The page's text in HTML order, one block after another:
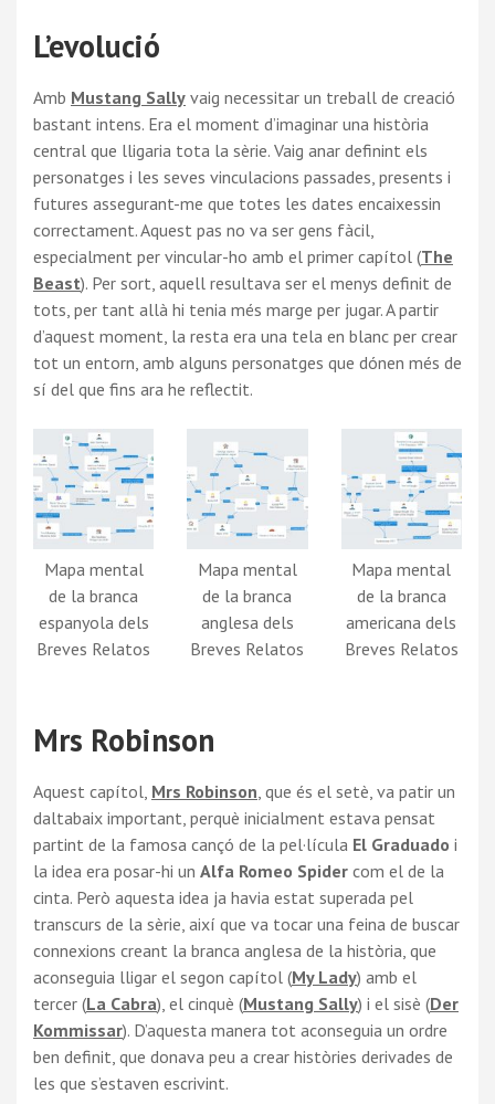
L’evolució
Amb Mustang Sally vaig necessitar un treball de creació
bastant intens. Era el moment d’imaginar una història
central que lligaria tota la sèrie. Vaig anar definint els
personatges i les seves vinculacions passades, presents i
futures assegurant-me que totes les dates encaixessin
correctament. Aquest pas no va ser gens fàcil,
especialment per vincular-ho amb el primer capítol (The
Beast). Per sort, aquell resultava ser el menys definit de
tots, per tant allà hi tenia més marge per jugar. A partir
d’aquest moment, la resta era una tela en blanc per crear
tot un entorn, amb alguns personatges que dónen més de
sí del que fins ara he reflectit.
Mapa mental
de la branca
espanyola dels
Breves Relatos
Mapa mental
de la branca
anglesa dels
Breves Relatos
Mapa mental
de la branca
americana dels
Breves Relatos
Mrs Robinson
Aquest capítol, Mrs Robinson , que és el setè, va patir un
daltabaix important, perquè inicialment estava pensat
partint de la famosa cançó de la pel·lícula El Graduado i
la idea era posar-hi un Alfa Romeo Spider com el de la
cinta. Però aquesta idea ja havia estat superada pel
transcurs de la sèrie, així que va tocar una feina de buscar
connexions creant la branca anglesa de la història, que
aconseguia lligar el segon capítol (My Lady) amb el
tercer (La Cabra), el cinquè (Mustang Sally) i el sisè (Der
Kommissar). D’aquesta manera tot aconseguia un ordre
ben definit, que donava peu a crear històries derivades de
les que s’estaven escrivint.